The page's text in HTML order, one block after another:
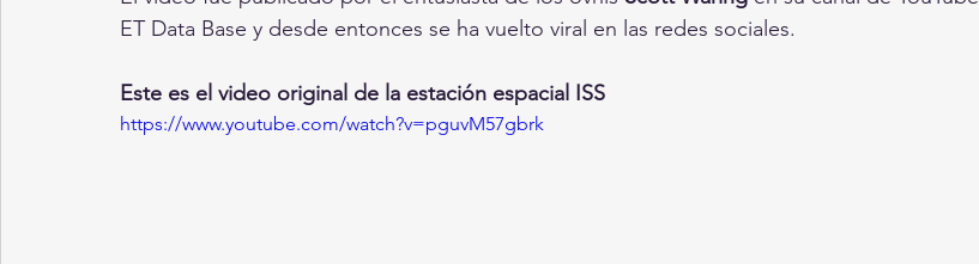
ET Data Base y desde entonces se ha vuelto viral en las redes sociales.
Este es el video original de la estación espacial ISS
https://www.youtube.com/watch?v=pguvM57gbrk